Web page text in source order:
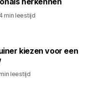
min leestijd
kiezen voor een
leestijd